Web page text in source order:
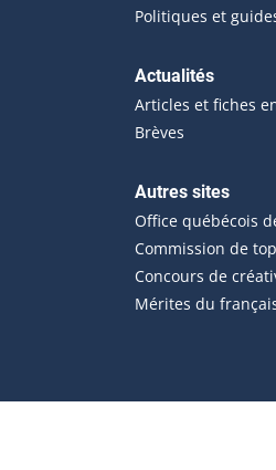
Politiques et
Actualités
Articles et fiches
Brèves
Autres sites
Office québécois
Commission de
Concours de
Mérites du